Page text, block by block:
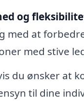
og
med at
med stive
du ønsker at
til dine